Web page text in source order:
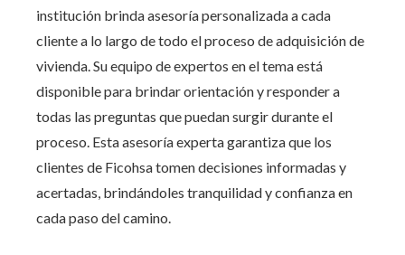
institución brinda asesoría personalizada a cada
cliente a lo largo de todo el proceso de adquisición de
vivienda. Su equipo de expertos en el tema está
disponible para brindar orientación y responder a
todas las preguntas que puedan surgir durante el
proceso. Esta asesoría experta garantiza que los
clientes de Ficohsa tomen decisiones informadas y
acertadas, brindándoles tranquilidad y confianza en
cada paso del camino.